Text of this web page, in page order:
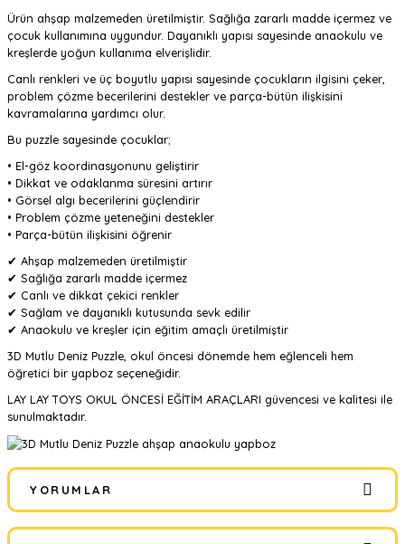
Ürün ahşap malzemeden üretilmiştir. Sağlığa zararlı madde içermez ve
çocuk kullanımına uygundur. Dayanıklı yapısı sayesinde anaokulu ve
kreşlerde yoğun kullanıma elverişlidir.
Canlı renkleri ve üç boyutlu yapısı sayesinde çocukların ilgisini çeker,
problem çözme becerilerini destekler ve parça-bütün ilişkisini
kavramalarına yardımcı olur.
Bu puzzle sayesinde çocuklar;
• El-göz koordinasyonunu geliştirir
• Dikkat ve odaklanma süresini artırır
• Görsel algı becerilerini güçlendirir
• Problem çözme yeteneğini destekler
• Parça-bütün ilişkisini öğrenir
✔ Ahşap malzemeden üretilmiştir
✔ Sağlığa zararlı madde içermez
✔ Canlı ve dikkat çekici renkler
✔ Sağlam ve dayanıklı kutusunda sevk edilir
✔ Anaokulu ve kreşler için eğitim amaçlı üretilmiştir
3D Mutlu Deniz Puzzle, okul öncesi dönemde hem eğlenceli hem
öğretici bir yapboz seçeneğidir.
LAY LAY TOYS OKUL ÖNCESİ EĞİTİM ARAÇLARI güvencesi ve kalitesi ile
sunulmaktadır.
YORUMLAR